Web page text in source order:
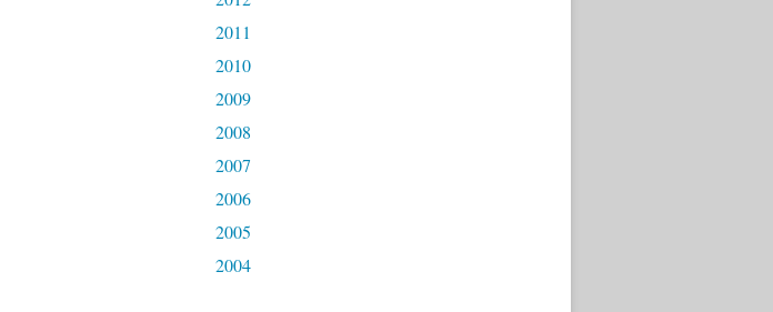
2011
2010
2009
2008
2007
2006
2005
2004